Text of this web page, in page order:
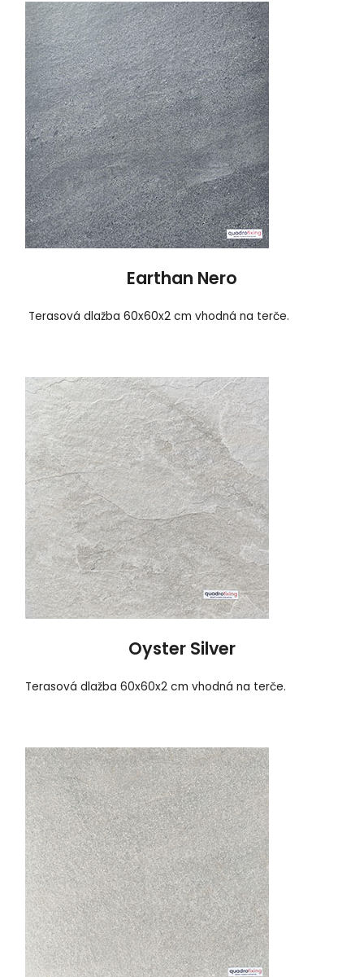
Earthan Nero
Terasová dlažba 60x60x2 cm vhodná na terče.
Oyster Silver
Terasová dlažba 60x60x2 cm vhodná na terče.